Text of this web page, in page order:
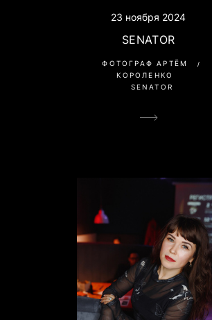
23 ноября 2024
SENATOR
ФОТОГРАФ АРТЁМ
КОРОЛЕНКО
SENATOR